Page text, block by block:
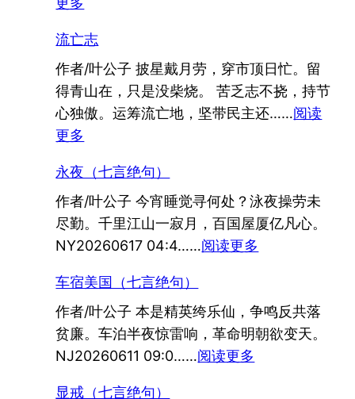
词：
临
江
仙
流亡志
作者/叶公子 披星戴月劳，穿市顶日忙。留
得青山在，只是没柴烧。 苦乏志不挠，持节
心独傲。运筹流亡地，坚带民主还……阅读
更多
亡
志
永夜（七言绝句）
作者/叶公子 今宵睡觉寻何处？泳夜操劳未
尽勤。千里江山一寂月，百国屋厦亿凡心。
NY20260617 04:4……阅读更多
（七
言
车宿美国（七言绝句）
作者/叶公子 本是精英绔乐仙，争鸣反共落
贫廉。车泊半夜惊雷响，革命明朝欲变天。
NJ20260611 09:0……阅读更多
显戒（七言绝句）